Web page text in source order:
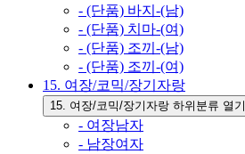
- (단품) 바지-(남)
- (단품) 치마-(여)
- (단품) 조끼-(남)
- (단품) 조끼-(여)
15. 여장/코믹/장기자랑
15. 여장/코믹/장기자랑 하위분류 열기
- 여장남자
- 남장여자